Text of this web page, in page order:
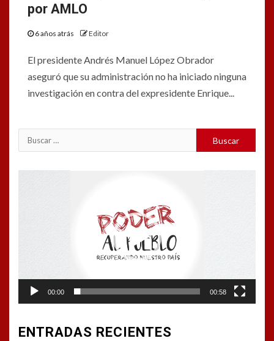
por AMLO
6 años atrás Editor
El presidente Andrés Manuel López Obrador
aseguró que su administración no ha iniciado ninguna
investigación en contra del expresidente Enrique...
Buscar:
00:00 00:58
ENTRADAS RECIENTES